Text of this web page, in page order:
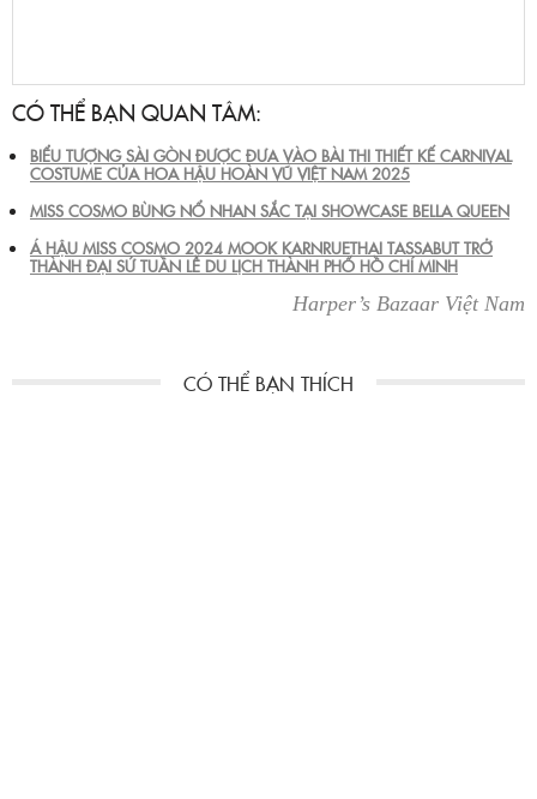
CÓ THỂ BẠN QUAN TÂM:
BIỂU TƯỢNG SÀI GÒN ĐƯỢC ĐƯA VÀO BÀI THI THIẾT KẾ CARNIVAL
COSTUME CỦA HOA HẬU HOÀN VŨ VIỆT NAM 2025
MISS COSMO BÙNG NỔ NHAN SẮC TẠI SHOWCASE BELLA QUEEN
Á HẬU MISS COSMO 2024 MOOK KARNRUETHAI TASSABUT TRỞ
THÀNH ĐẠI SỨ TUẦN LỄ DU LỊCH THÀNH PHỐ HỒ CHÍ MINH
Harper’s Bazaar Việt Nam